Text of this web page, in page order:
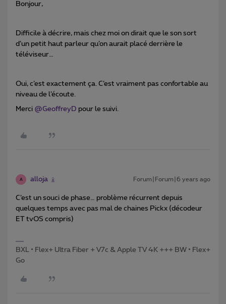
Bonjour,
Difficile à décrire, mais chez moi on dirait que le son sort
d’un petit haut parleur qu’on aurait placé derrière le
téléviseur…
Oui, c’est exactement ça. C’est vraiment pas confortable au
niveau de l’écoute.
Merci @GeoffreyD pour le suivi.
A alloja Forum|Forum|6 years ago
C’est un souci de phase… problème récurrent depuis
quelques temps avec pas mal de chaines Pickx (décodeur
ET tvOS compris)
BXL • Flex+ Ultra Fiber + V7c & Apple TV 4K +++ BW • Flex+
Go